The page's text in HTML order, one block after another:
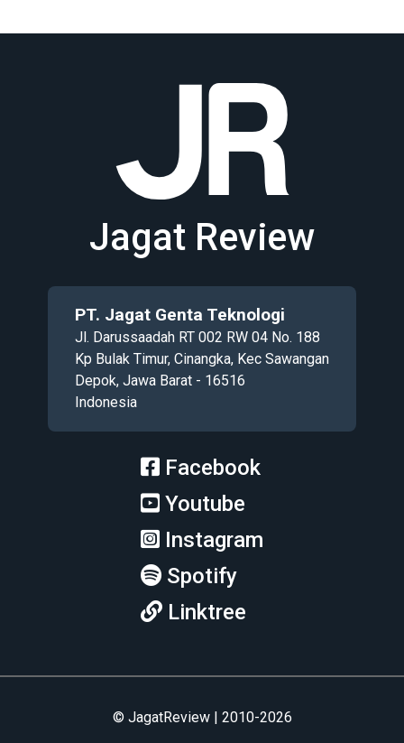
Jagat Review
PT. Jagat Genta Teknologi
Jl. Darussaadah RT 002 RW 04 No. 188
Kp Bulak Timur, Cinangka, Kec Sawangan
Depok, Jawa Barat - 16516
Indonesia
Facebook
Youtube
Instagram
Spotify
Linktree
© JagatReview | 2010-2026